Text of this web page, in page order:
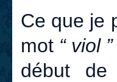
Ce que je
mot “ viol ”
début de